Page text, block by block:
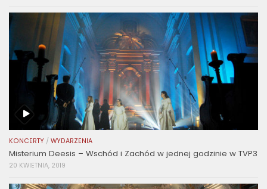
KONCERTY / WYDARZENIA
Misterium Deesis – Wschód i Zachód w jednej godzinie w TVP3
20 KWIETNIA, 2019